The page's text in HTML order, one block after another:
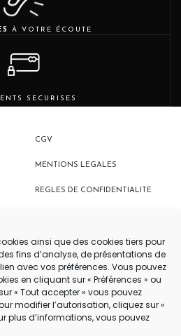
ainsi que des cookies tiers pour
fins d’analyse, de présentations de
avec vos préférences. Vous pouvez
en cliquant sur « Préférences » ou
« Tout accepter » vous pouvez
modifier l’autorisation, cliquez sur «
plus d’informations, vous pouvez
À VOTRE ÉCOUTE
SECURISES
CGV
MENTIONS LEGALES
REGLES DE CONFIDENTIALITE
CONTACTER
54 75 02
DU LUNDI AU VENDREDI DE 9H À 12H